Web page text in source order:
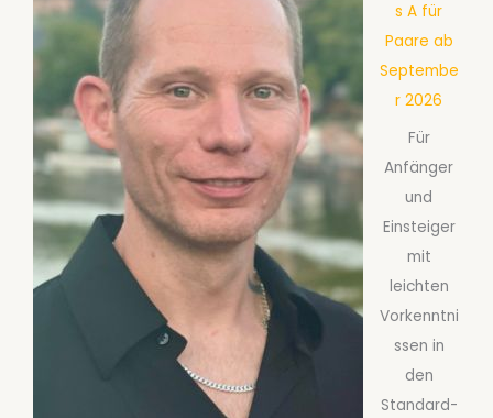
s A für
Paare ab
Septembe
r 2026
Für
Anfänger
und
Einsteiger
mit
leichten
Vorkenntni
ssen in
den
Standard-